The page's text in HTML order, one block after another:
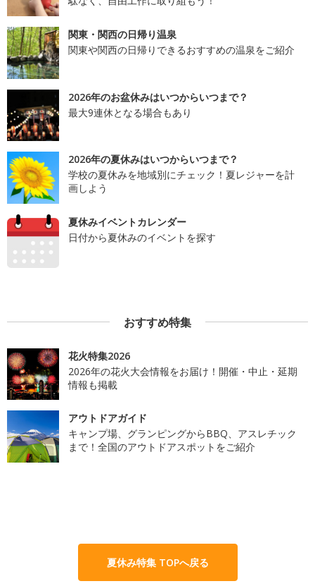
関東・関西の日帰り温泉
関東や関西の日帰りできるおすすめの温泉をご紹介
2026年のお盆休みはいつからいつまで？
最大9連休となる場合もあり
2026年の夏休みはいつからいつまで？
学校の夏休みを地域別にチェック！夏レジャーを計
画しよう
夏休みイベントカレンダー
日付から夏休みのイベントを探す
おすすめ特集
花火特集2026
2026年の花火大会情報をお届け！開催・中止・延期
情報も掲載
アウトドアガイド
キャンプ場、グランピングからBBQ、アスレチック
まで！全国のアウトドアスポットをご紹介
夏休み特集 TOPへ戻る